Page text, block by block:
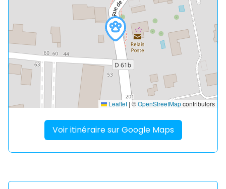
Leaflet | ©OpenStreetMapcontributors
Voir itinéraire sur Google Maps